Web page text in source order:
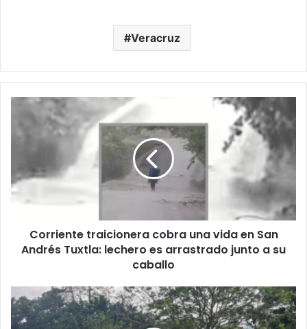
Veracruz
Corriente
traicionera
en
San
Andrés
lechero
su
caballo
Corriente traicionera cobra una vida en San
Andrés Tuxtla: lechero es arrastrado junto a su
caballo
Tecolapan
se